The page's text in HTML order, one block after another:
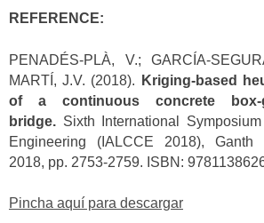
REFERENCE:
PENADÉS-PLÀ, V.; GARCÍA-
MARTÍ, J.V. (2018).
Kriging-based
of a continuous concrete box-
bridge. Sixth International
Engineering (IALCCE 2018), Ganth
2018, pp. 2753-2759. ISBN:
Pincha aquí para descargar